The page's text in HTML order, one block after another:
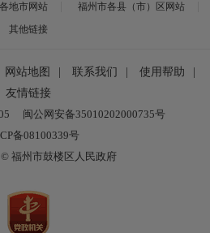
地市网站
福州市各县（市）区网站
其他链接
网站地图 联系我们 使用帮助
友情链接
闽公网安备35010202000735号
备08100339号
福州市鼓楼区人民政府